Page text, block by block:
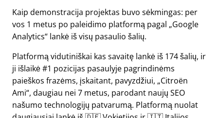
Kaip demonstracija projektas buvo sėkmingas: per
vos 1 metus po paleidimo platformą pagal „Google
Analytics“ lankė iš visų pasaulio šalių.
Platformą vidutiniškai kas savaitę lankė iš 174 šalių, ir
ji išlaikė #1 pozicijas pasaulyje pagrindinėms
paieškos frazėms, įskaitant, pavyzdžiui, Citroën
Ami , daugiau nei 7 metus, parodant naujų SEO
našumo technologijų patvarumą. Platformą nuolat